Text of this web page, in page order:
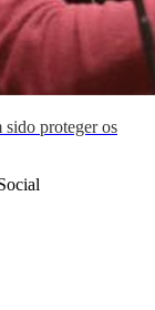
proteger os